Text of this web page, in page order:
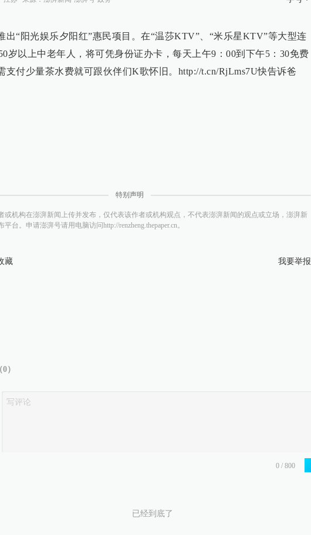
出“阳光娱乐夕阳红”惠民项目。在“温莎KTV”、“米乐星KTV”等大型连
岁以上中老年人，将可凭身份证办卡，每天上午9：00到下午5：30免费
支付少量茶水费就可跟伙伴们K歌怀旧。http://t.cn/RjLms7U快告诉爸
特别声明
或机构在澎湃新闻上传并发布，仅代表该作者或机构观点，不代表澎湃新闻的观点或立场，澎湃新
台。申请澎湃号请用电脑访问http://renzheng.thepaper.cn。
藏 我要举报
0）
已经到底了